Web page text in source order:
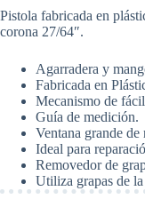
Stanley
TR35
Pistola fabricada en
corona 27/64″.
Agarradera y
Fabricada en
Mecanismo de
Guía de medición.
Ventana grande
Ideal para
Removedor de
Utiliza grapas de